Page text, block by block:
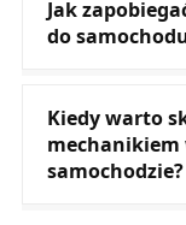
Jak
do
Kiedy warto
mechanikiem
samochodzie?